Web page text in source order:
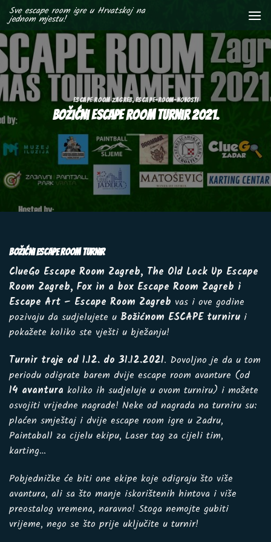
Skip
to
content
Sve escape room igre u Hrvatskoj na
jednom mjestu!
ESCAPE ROOM ZAGREB,ESCAPE-ROOM-NOVOSTI
Božićni Escape Room Turnir 2021.
Božićni Escape Room Turnir
ClueGo Escape Room Zagreb, The Old Lock Up Escape
Room Zagreb, Fox in a box Escape Room Zagreb i
Escape Art – Escape Room Zagreb vas i ove godine
pozivaju da sudjelujete u Božićnom ESCAPE turniru i
pokažete koliko ste vješti u bježanju!
Turnir traje od 1.12. do 31.12.2021. Dovoljno je da u tom
periodu odigrate barem dvije escape room avanture (od
14 avantura koliko ih sudjeluje u ovom turniru) i možete
osvojiti vrijedne nagrade! Neke od nagrada na turniru su:
plaćen smještaj i dvije escape room igre u Zadru,
Paintaball za cijelu ekipu, Laser tag za cijeli tim,
karting…
Pobjedničke će biti one ekipe koje odigraju što više
avantura, ali sa što manje iskorištenih hintova i više
preostalog vremena, naravno! Stoga nemojte gubiti
vrijeme, nego se što prije uključite u turnir!